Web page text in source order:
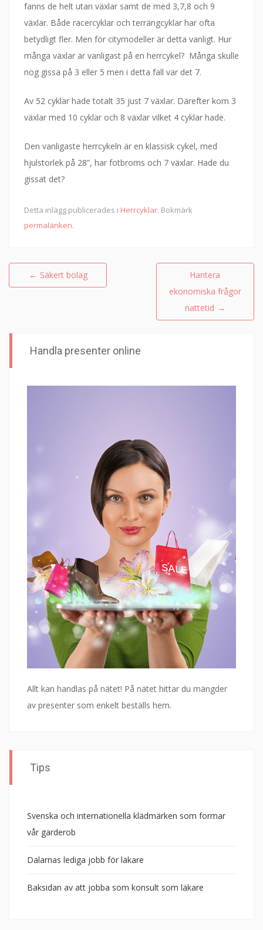
fanns de helt utan växlar samt de med 3,7,8 och 9
växlar. Både racercyklar och terrängcyklar har ofta
betydligt fler. Men för citymodeller är detta vanligt. Hur
många växlar är vanligast på en herrcykel? Många skulle
nog gissa på 3 eller 5 men i detta fall var det 7.
Av 52 cyklar hade totalt 35 just 7 växlar. Därefter kom 3
växlar med 10 cyklar och 8 växlar vilket 4 cyklar hade.
Den vanligaste herrcykeln är en klassisk cykel, med
hjulstorlek på 28”, har fotbroms och 7 växlar. Hade du
gissat det?
Detta inlägg publicerades i Herrcyklar. Bokmärk
permalänken.
Inläggsnavigering
← Säkert bolag
Hantera
ekonomiska frågor
nattetid →
Handla presenter online
Allt kan handlas på nätet! På nätet hittar du mängder
av presenter som enkelt beställs hem.
Tips
Svenska och internationella klädmärken som formar
vår garderob
Dalarnas lediga jobb för läkare
Baksidan av att jobba som konsult som läkare